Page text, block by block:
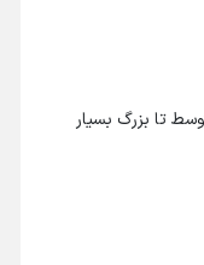
نظافت فضاهای بزرگ و خانه‌های متوسط تا بزرگ بسیار